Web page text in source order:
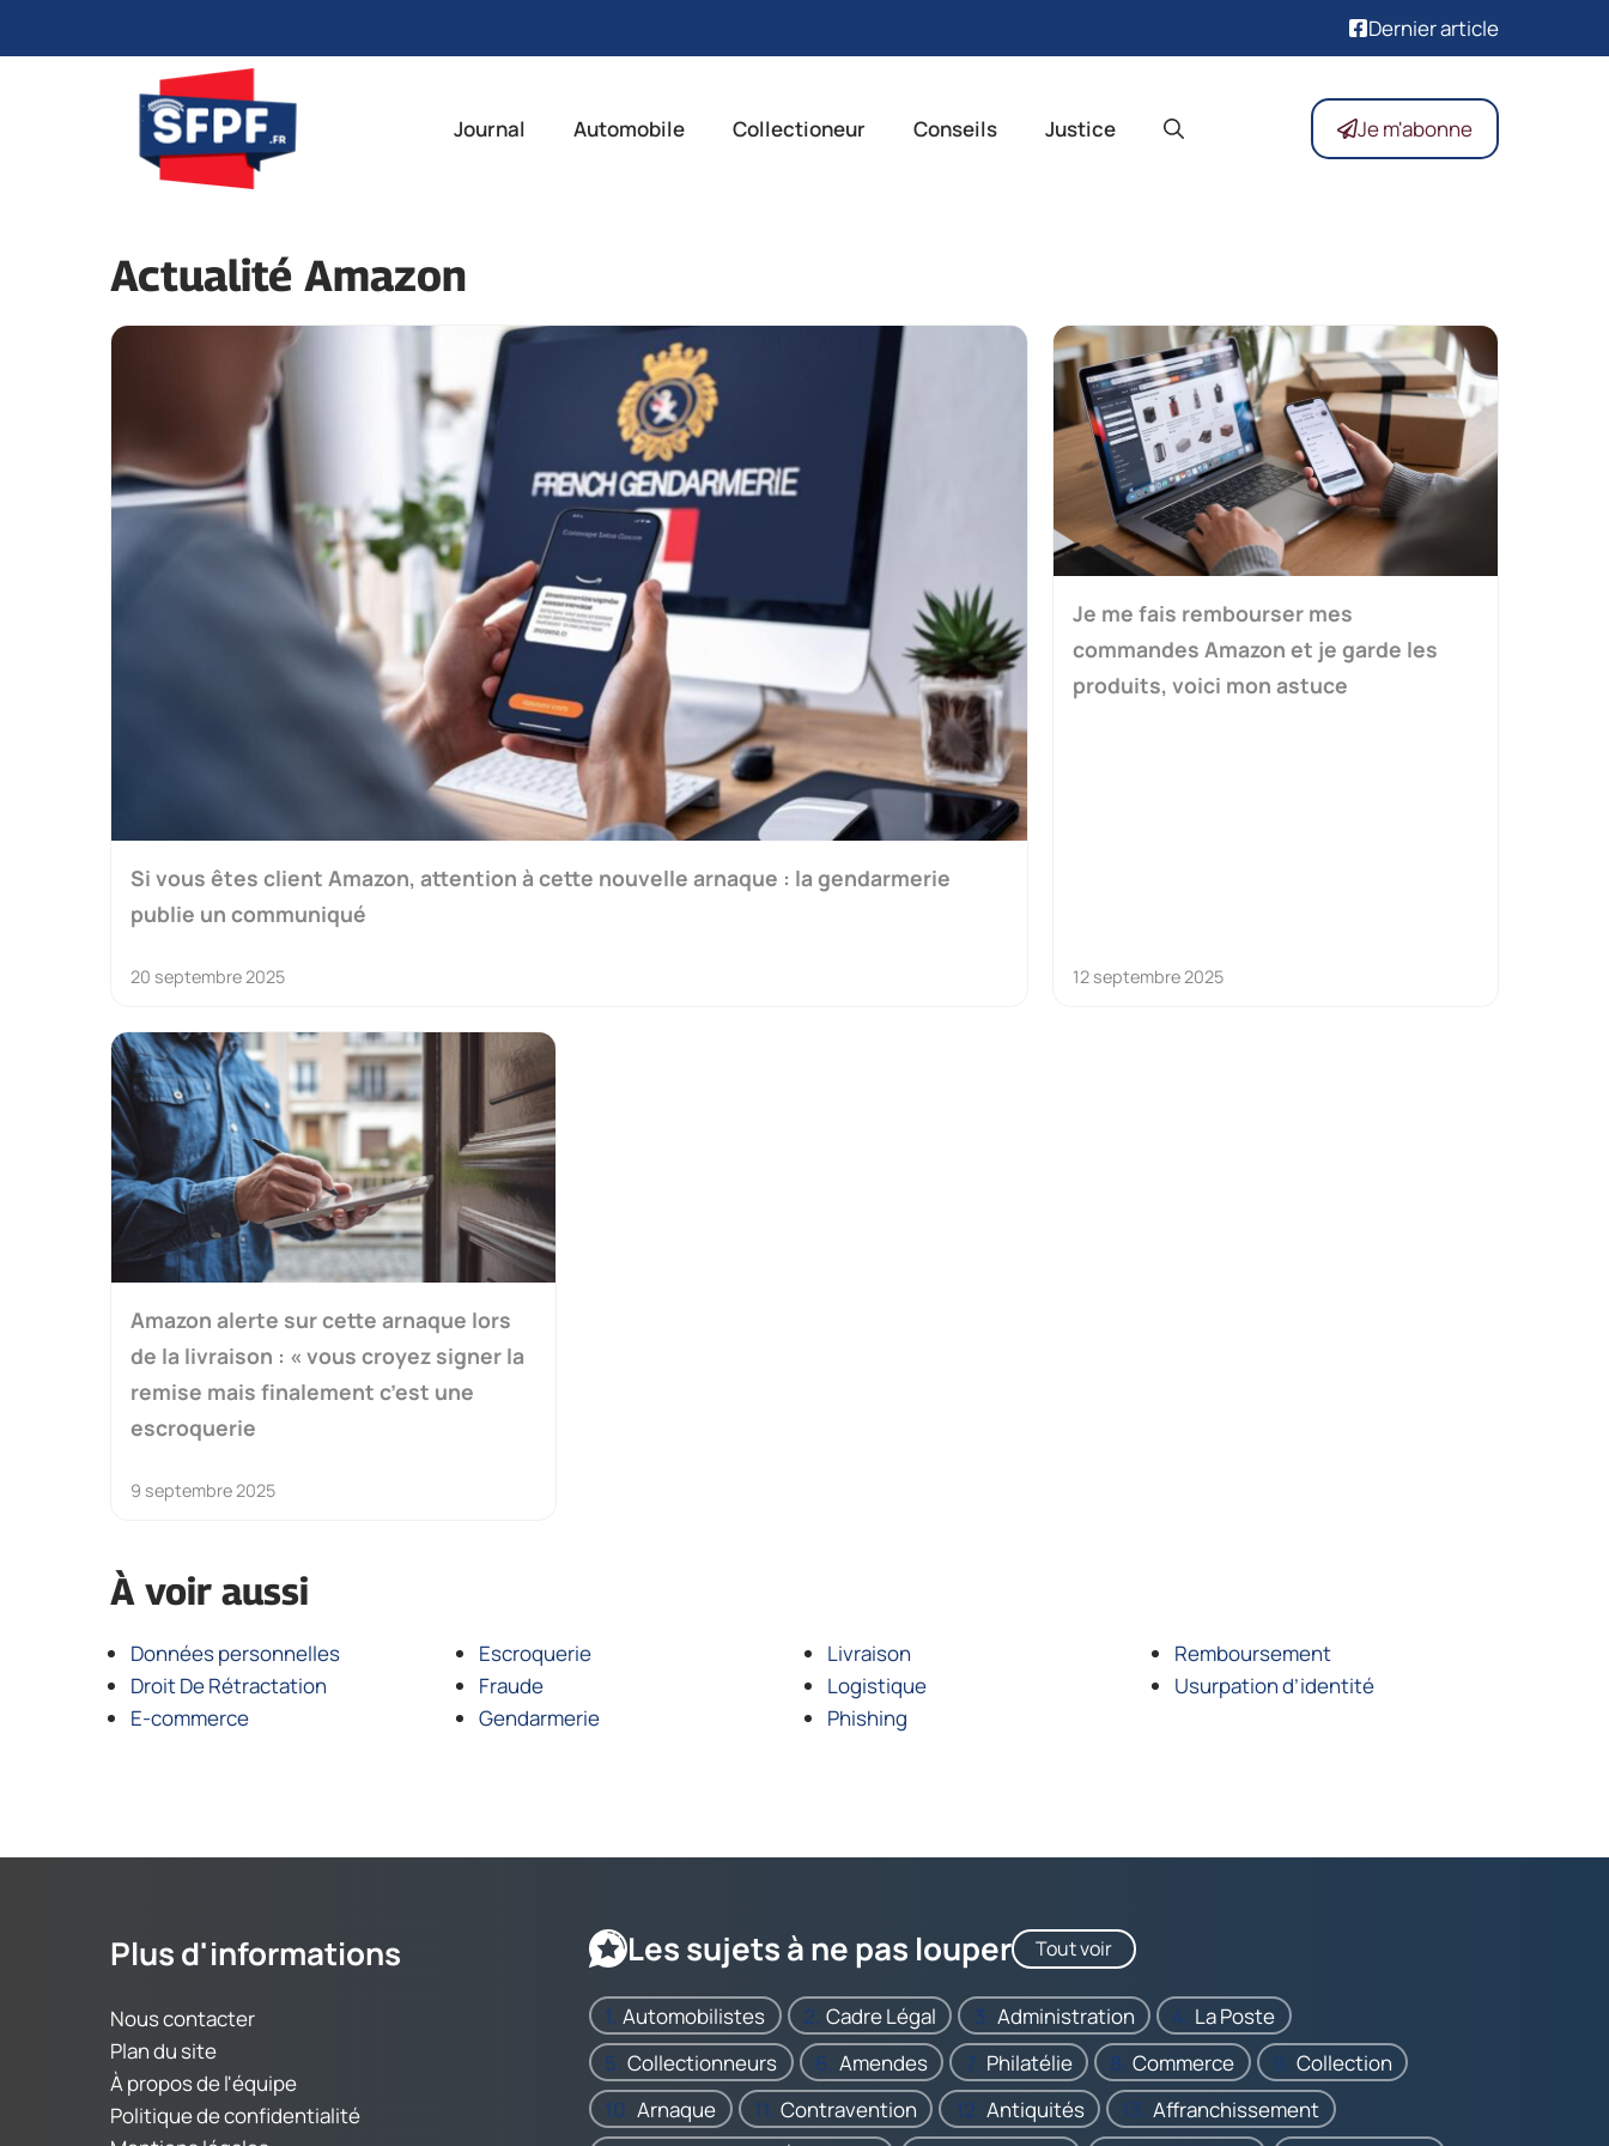
Dernier article
Journal Automobile Collectioneur Conseils Justice Je m'abonne
Actualité Amazon
Si vous êtes client Amazon, attention à cette nouvelle arnaque : la gendarmerie
publie un communiqué
20 septembre 2025
Je me fais rembourser mes
commandes Amazon et je garde les
produits, voici mon astuce
12 septembre 2025
Amazon alerte sur cette arnaque lors
de la livraison : « vous croyez signer la
remise mais finalement c’est une
escroquerie
9 septembre 2025
À voir aussi
Données personnelles
Droit De Rétractation
E-commerce
Escroquerie
Fraude
Gendarmerie
Livraison
Logistique
Phishing
Remboursement
Usurpation d’identité
Plus d'informations
Nous contacter
Plan du site
À propos de l'équipe
Politique de confidentialité
Les sujets à ne pas louper Tout voir
Automobilistes Cadre Légal Administration
La Poste
Collectionneurs
Amendes Philatélie Commerce
Collection
Arnaque
Contravention Antiquités
Affranchissement